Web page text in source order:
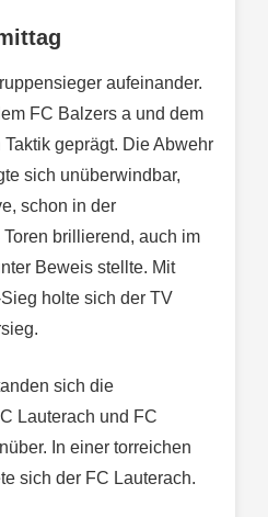
aufeinander.
FC Balzers a und dem
geprägt. Die Abwehr
sich unüberwindbar,
schon in der
brillierend, auch im
Beweis stellte. Mit
holte sich der TV
sich die
Lauterach und FC
In einer torreichen
sich der FC Lauterach.